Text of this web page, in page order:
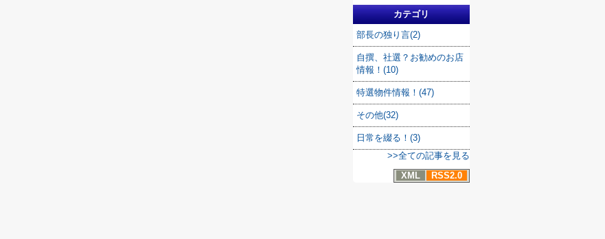
カテゴリ
部長の独り言(2)
自撰、社選？お勧めのお店
情報！(10)
特選物件情報！(47)
その他(32)
日常を綴る！(3)
>>全ての記事を見る
XML
RSS2.0